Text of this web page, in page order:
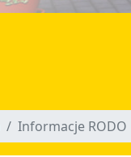
Informacje RODO